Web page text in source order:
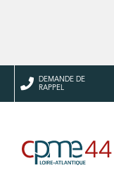
DEMANDE DE
RAPPEL